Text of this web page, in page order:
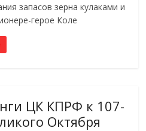
запасов зерна кулаками и
герое Коле
ЦК КПРФ к 107-
Октября